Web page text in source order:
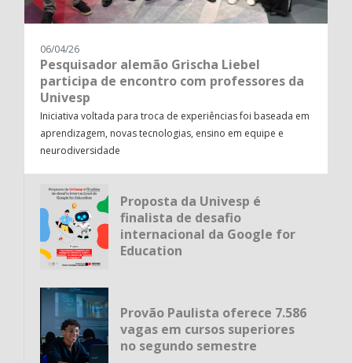
06/04/26
Pesquisador alemão Grischa Liebel
participa de encontro com professores da
Univesp
Iniciativa voltada para troca de experiências foi baseada em
aprendizagem, novas tecnologias, ensino em equipe e
neurodiversidade
Proposta da Univesp é
finalista de desafio
internacional da Google for
Education
Provão Paulista oferece 7.586
vagas em cursos superiores
no segundo semestre